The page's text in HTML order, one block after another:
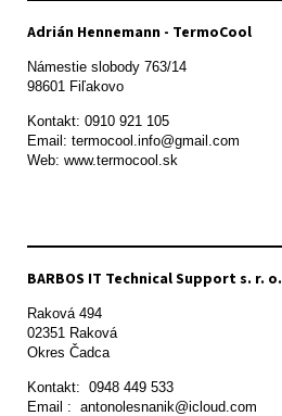
Adrián Hennemann - TermoCool
Námestie slobody 763/14
98601 Fiľakovo
Kontakt: 0910 921 105
Email: termocool.info@gmail.com
Web: www.termocool.sk
BARBOS IT Technical Support s. r. o.
Raková 494
02351 Raková
Okres Čadca
Kontakt:  0948 449 533
Email :  antonolesnanik@icloud.com